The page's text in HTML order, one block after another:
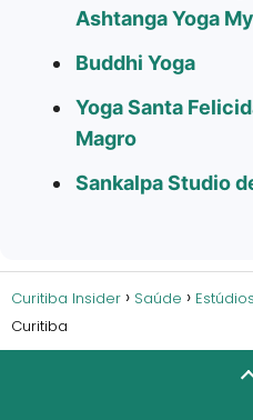
Ashtanga Yoga
Buddhi Yoga
Yoga Santa
Magro
Sankalpa Studio
Curitiba Insider Saúde
Curitiba